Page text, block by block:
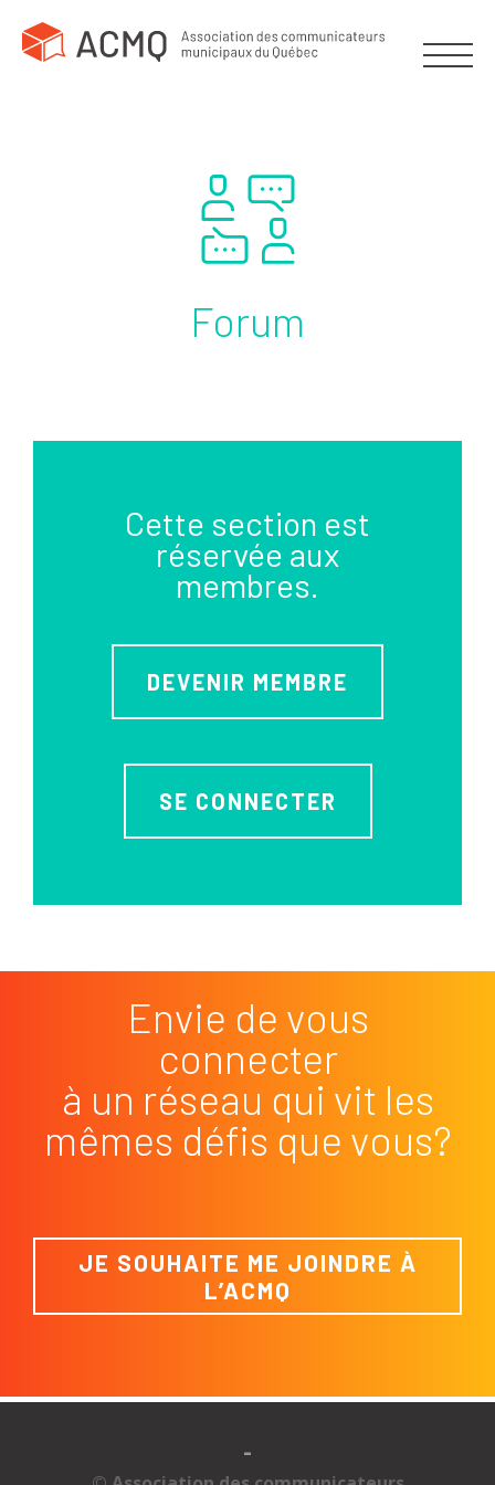
Forum
Cette section est
réservée aux
membres.
DEVENIR MEMBRE
SE CONNECTER
Envie de vous
connecter
à un réseau qui vit les
mêmes défis que vous?
JE SOUHAITE ME JOINDRE À
L’ACMQ
-